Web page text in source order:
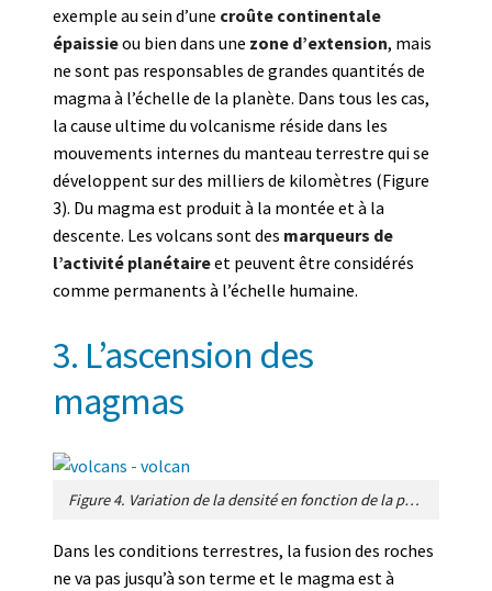
exemple au sein d’une croûte continentale
épaissieou bien dans une zone d’extension, mais
ne sont pas responsables de grandes quantités de
magma à l’échelle de la planète. Dans tous les cas,
la cause ultime du volcanisme réside dans les
mouvements internes du manteau terrestre qui se
développent sur des milliers de kilomètres (Figure
3). Du magma est produit à la montée et à la
descente. Les volcans sont des marqueurs de
l’activité planétaireet peuvent être considérés
comme permanents à l’échelle humaine.
3. L’ascension des
magmas
Figure 4. Variation de la densité en fonction de la profondeur. La courbe pointillée (CC) correspond aux roches de la croûte continentale. Les deux autres courbes montrent les densités d’un magma basaltique qui est soit “sec”, c’est-à-dire qui ne contient pas d’eau en solution, soit hydraté avec une concentration de 0.8 pour cents d’eau en poids. Ces deux magmas sont plus légers que la croûte à plus de 15 kilomètres de profondeur. [Source : Figure de l’auteur]
Dans les conditions terrestres, la fusion des roches
ne va pas jusqu’à son terme et le magma est à